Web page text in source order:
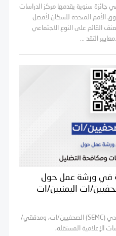
" للعام 2025م. وهي جائزة سنوية يقدمها مركز الدراسات
الأمم المتحدة للسكان لأفضل
القائم على النوع الاجتماعي
في ورشة عمل حول
ات اليمنيين/ات
يدعو مركز الدراسات والإعلام الاقتصادي (SEMC) الصحفيين/ات، ومدققي/
الإعلامية المستقلة،